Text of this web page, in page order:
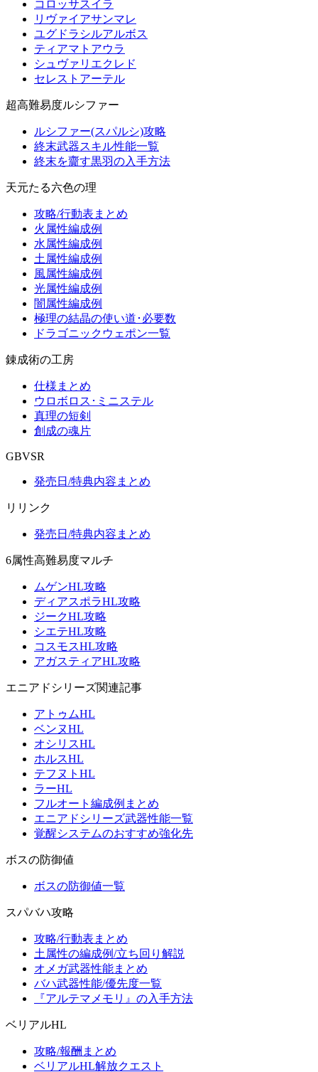
コロッサスイラ
リヴァイアサンマレ
ユグドラシルアルボス
ティアマトアウラ
シュヴァリエクレド
セレストアーテル
超高難易度ルシファー
ルシファー(スパルシ)攻略
終末武器スキル性能一覧
終末を齎す黒羽の入手方法
天元たる六色の理
攻略/行動表まとめ
火属性編成例
水属性編成例
土属性編成例
風属性編成例
光属性編成例
闇属性編成例
極理の結晶の使い道･必要数
ドラゴニックウェポン一覧
錬成術の工房
仕様まとめ
ウロボロス･ミニステル
真理の短剣
創成の魂片
GBVSR
発売日/特典内容まとめ
リリンク
発売日/特典内容まとめ
6属性高難易度マルチ
ムゲンHL攻略
ディアスポラHL攻略
ジークHL攻略
シエテHL攻略
コスモスHL攻略
アガスティアHL攻略
エニアドシリーズ関連記事
アトゥムHL
ベンヌHL
オシリスHL
ホルスHL
テフヌトHL
ラーHL
フルオート編成例まとめ
エニアドシリーズ武器性能一覧
覚醒システムのおすすめ強化先
ボスの防御値
ボスの防御値一覧
スパバハ攻略
攻略/行動表まとめ
土属性の編成例/立ち回り解説
オメガ武器性能まとめ
バハ武器性能/優先度一覧
『アルテマメモリ』の入手方法
ベリアルHL
攻略/報酬まとめ
ベリアルHL解放クエスト